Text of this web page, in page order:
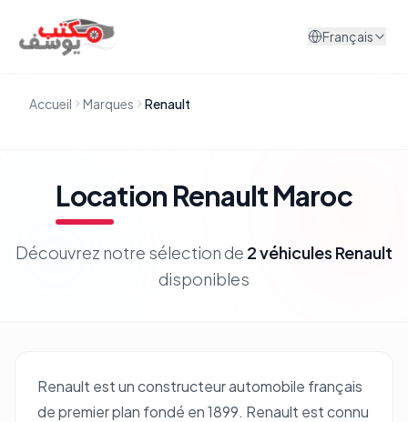
Français
Accueil Marques Renault
Location RenaultMaroc
Découvrez notre sélection de 2véhicules Renault
disponibles
Renault est un constructeur automobile français
de premier plan fondé en 1899. Renault est connu